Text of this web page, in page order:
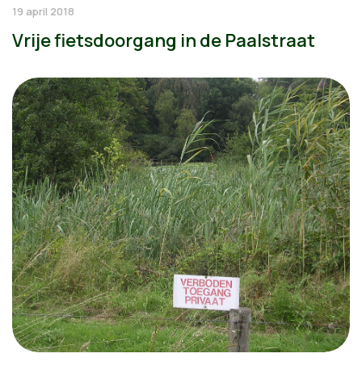
19 april 2018
Vrije fietsdoorgang in de Paalstraat